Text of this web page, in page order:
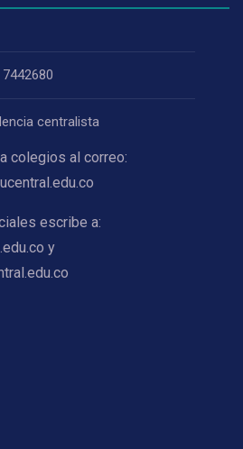
centralista
colegios al correo:
escribe a:
y